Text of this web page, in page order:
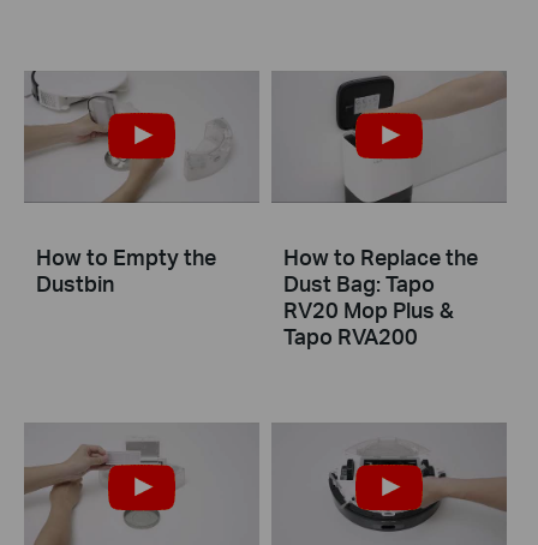
How to Empty the
Dustbin
How to Replace the
Dust Bag: Tapo
RV20 Mop Plus &
Tapo RVA200